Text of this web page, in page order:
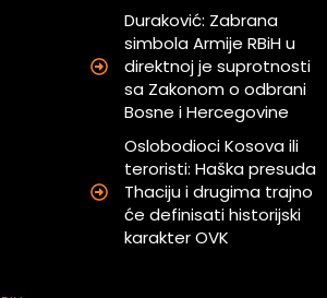
Duraković: Zabrana
simbola Armije RBiH u
direktnoj je suprotnosti
sa Zakonom o odbrani
Bosne i Hercegovine
Oslobodioci Kosova ili
teroristi: Haška presuda
Thaciju i drugima trajno
će definisati historijski
karakter OVK